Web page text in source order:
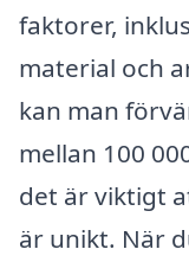
faktorer,
material och
kan man
mellan 100
det är viktigt
är unikt. När